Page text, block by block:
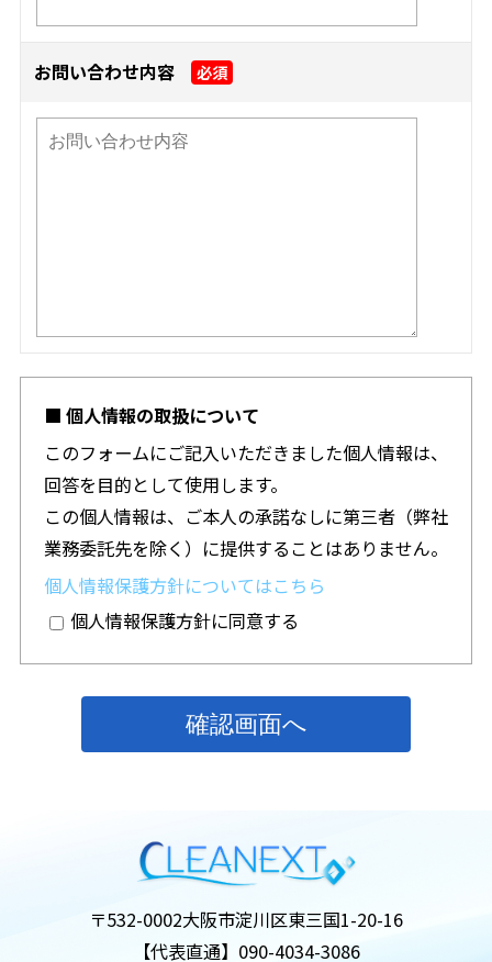
お問い合わせ内容 必須
■ 個人情報の取扱について
このフォームにご記入いただきました個人情報は、
回答を目的として使用します。
この個人情報は、ご本人の承諾なしに第三者（弊社
業務委託先を除く）に提供することはありません。
個人情報保護方針についてはこちら
個人情報保護方針に同意する
〒532-0002大阪市淀川区東三国1-20-16
【代表直通】 090-4034-3086